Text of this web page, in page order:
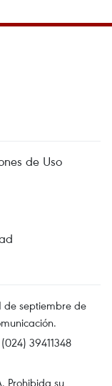
de Uso
de septiembre de
39411348
Prohibida su